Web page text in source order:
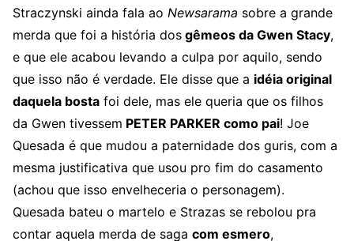
Straczynski ainda fala ao Newsarama sobre a grande
merda que foi a história dos gêmeos da Gwen Stacy,
e que ele acabou levando a culpa por aquilo, sendo
que isso não é verdade. Ele disse que a idéia original
daquela bosta foi dele, mas ele queria que os filhos
da Gwen tivessem PETER PARKER como pai! Joe
Quesada é que mudou a paternidade dos guris, com a
mesma justificativa que usou pro fim do casamento
(achou que isso envelheceria o personagem).
Quesada bateu o martelo e Strazas se rebolou pra
contar aquela merda de saga com esmero,